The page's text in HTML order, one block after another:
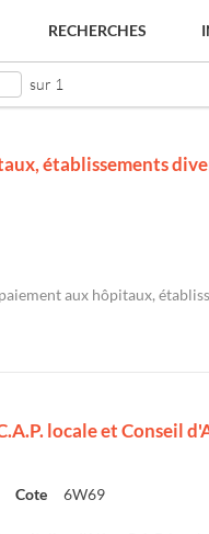
RECHERCHES
sur 1
établissements
aux hôpitaux,
locale et Conseil
Cote 6W69